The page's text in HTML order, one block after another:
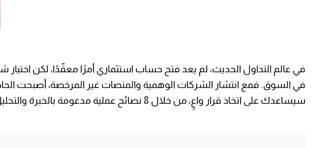
في عالم التداول الحديث، لم يعد فتح حساب استثماري أمرًا معقّدًا، لكن
في السوق. فمع انتشار الشركات الوهمية والمنصات غير المرخصة، أصبحت
سيساعدك على اتخاذ قرار واعٍ، من خلال 8 نصائح عملية مدعومة بالخبرة والتحليل.